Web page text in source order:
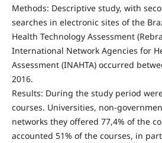
Methods: Descriptive study, with
searches in electronic sites of the
Health Technology Assessment
International Network Agencies for
Assessment (INAHTA) occurred
2016.
Results: During the study period
courses. Universities,
networks they offered 77,4% of the
accounted 51% of the courses, in